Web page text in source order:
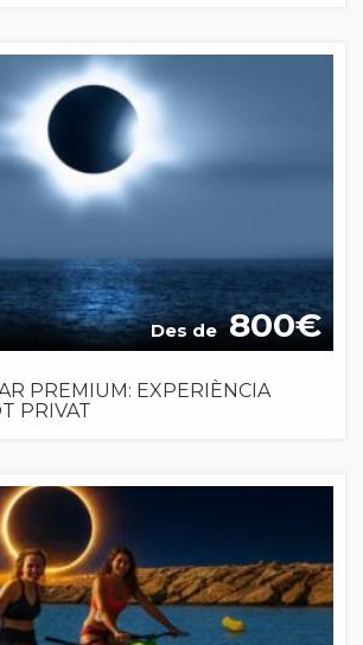
Des de 800
PREMIUM: EXPERIÈNCIA
PRIVAT